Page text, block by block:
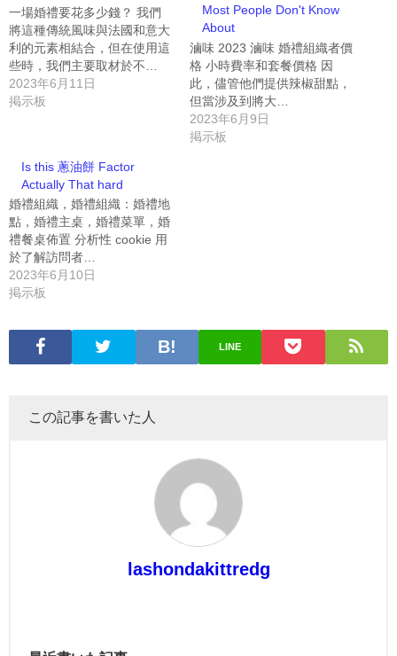
一場婚禮要花多少錢？ 我們
將這種傳統風味與法國和意大
利的元素相結合，但在使用這
些時，我們主要取材於不…
2023年6月11日
掲示板
Most People Don't Know
About
滷味 2023 滷味 婚禮組織者價
格 小時費率和套餐價格 因
此，儘管他們提供辣椒甜點，
但當涉及到將大…
2023年6月9日
掲示板
Is this 蔥油餅 Factor
Actually That hard
婚禮組織，婚禮組織：婚禮地
點，婚禮主桌，婚禮菜單，婚
禮餐桌佈置 分析性 cookie 用
於了解訪問者…
2023年6月10日
掲示板
LINE
この記事を書いた人
lashondakittredg